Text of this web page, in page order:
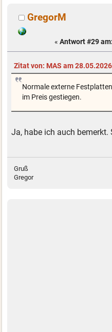
GregorM
« Antwort #29 am:
Zitat von: MAS am
Normale externe
im Preis gestiegen.
Ja, habe ich auch bemerkt.
Gruß
Gregor